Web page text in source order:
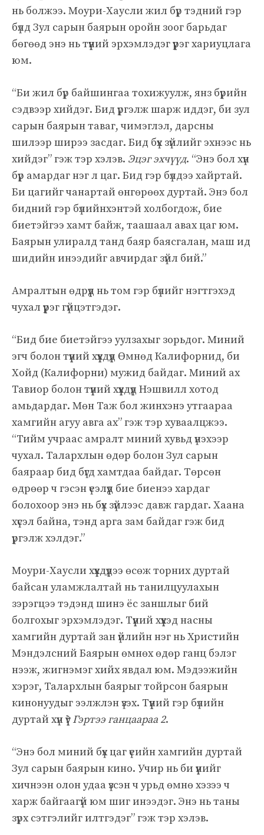
нь болжээ. Моури-Хаусли жил бүр тэдний гэр
бүлд Зул сарын баярын оройн зоог барьдаг
бөгөөд энэ нь түүний эрхэмлэдэг үүрэг хариуцлага
юм.
“Би жил бүр байшингаа тохижуулж, янз бүрийн
сэдвээр хийдэг. Бид үргэлж шарж иддэг, би зул
сарын баярын таваг, чимэглэл, дарсны
шилээр ширээ засдаг. Бид бүх зүйлийг эхнээс нь
хийдэг” гэж тэр хэлэв. Эцэг эхчүүд. “Энэ бол хүн
бүр амардаг нэг л цаг. Бид гэр бүлдээ хайртай.
Би цагийг чанартай өнгөрөөх дуртай. Энэ бол
бидний гэр бүлийнхэнтэй холбогдож, бие
биетэйгээ хамт байж, таашаал авах цаг юм.
Баярын улиралд танд баяр баясгалан, маш ид
шидийн инээдийг авчирдаг зүйл бий.”
Амралтын өдрүүд нь том гэр бүлийг нэгтгэхэд
чухал үүрэг гүйцэтгэдэг.
“Бид бие биетэйгээ уулзахыг зорьдог. Миний
эгч болон түүний хүүхдүүд Өмнөд Калифорнид, би
Хойд (Калифорни) мужид байдаг. Миний ах
Тавиор болон түүний хүүхдүүд Нэшвилл хотод
амьдардаг. Мөн Таж бол жинхэнэ утгаараа
хамгийн агуу авга ах” гэж тэр хуваалцжээ.
“Тийм учраас амралт миний хувьд үнэхээр
чухал. Талархлын өдөр болон Зул сарын
баяраар бид бүгд хамтдаа байдаг. Төрсөн
өдрөөр ч гэсэн үеэлүүд бие биенээ хардаг
болохоор энэ нь бүх зүйлээс давж гардаг. Хаана
хүсэл байна, тэнд арга зам байдаг гэж бид
үргэлж хэлдэг.”
Моури-Хаусли хүүхдүүдээ өсөж торних дуртай
байсан уламжлалтай нь танилцуулахын
зэрэгцээ тэдэнд шинэ ёс заншлыг бий
болгохыг эрхэмлэдэг. Түүний хүүхэд насны
хамгийн дуртай зан үйлийн нэг нь Христийн
Мэндэлсний Баярын өмнөх өдөр ганц бэлэг
нээж, жигнэмэг хийх явдал юм. Мэдээжийн
хэрэг, Талархлын баярыг тойрсон баярын
кинонуудыг ээлжлэн үзэх. Түүний гэр бүлийн
дуртай хүн үү?Гэртээ ганцаараа 2.
“Энэ бол миний бүх цаг үеийн хамгийн дуртай
Зул сарын баярын кино. Учир нь би үүнийг
хичнээн олон удаа үзсэн ч урьд өмнө хэзээ ч
харж байгаагүй юм шиг инээдэг. Энэ нь таны
зүрх сэтгэлийг илтгэдэг” гэж тэр хэлэв.